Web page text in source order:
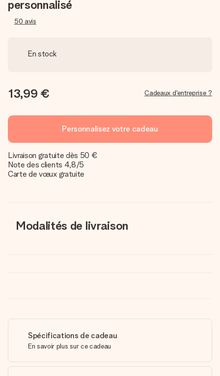
personnalisé
50 avis
En stock
13,99 € Cadeaux d'entreprise ?
Personnalisez votre cadeau
Livraison gratuite dès 50 €
Note des clients 4,8/5
Carte de vœux gratuite
Modalités de livraison
Spécifications de cadeau
En savoir plus sur ce cadeau